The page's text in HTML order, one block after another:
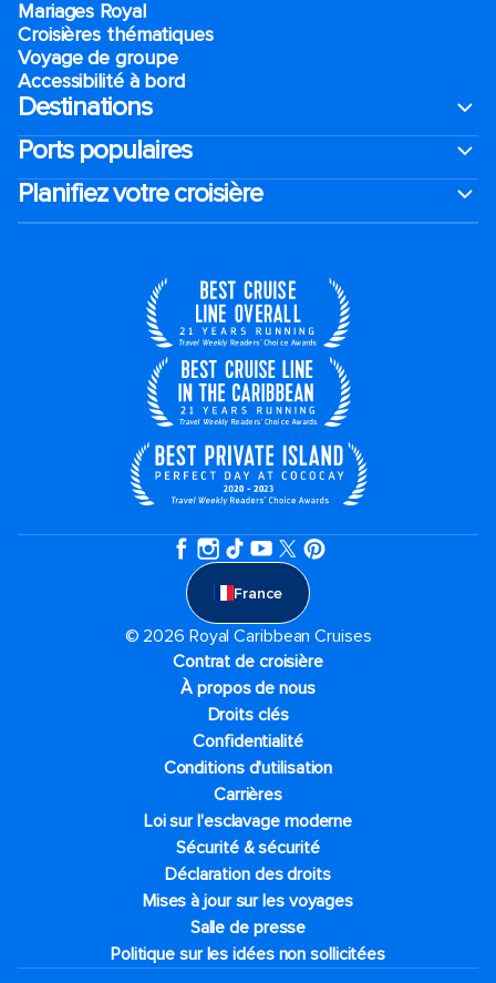
Mariages Royal
Croisières thématiques
Voyage de groupe​
Accessibilité à bord​
Destinations
Ports populaires
Planifiez votre croisière
France
© 2026 Royal Caribbean Cruises
Contrat de croisière
À propos de nous
Droits clés
Confidentialité
Conditions d'utilisation
Carrières
Loi sur l'esclavage moderne
Sécurité & sécurité
Déclaration des droits
Mises à jour sur les voyages
Salle de presse
Politique sur les idées non sollicitées